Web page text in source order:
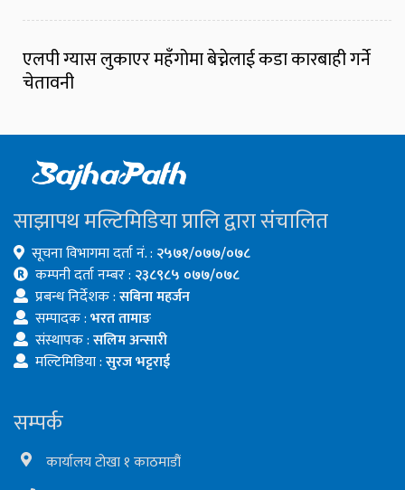
एलपी ग्यास लुकाएर महँगोमा बेच्नेलाई कडा कारबाही गर्ने
चेतावनी
साझापथ मल्टिमिडिया प्रालि द्वारा संचालित
सूचना विभागमा दर्ता नं. : २५७१/०७७/०७८
कम्पनी दर्ता नम्बर : २३८९८५ ०७७/०७८
प्रबन्ध निर्देशक :सबिना महर्जन
सम्पादक :भरत तामाङ
संस्थापक :सलिम अन्सारी
मल्टिमिडिया :सुरज भट्टराई
सम्पर्क
कार्यालय टोखा १ काठमाडौं